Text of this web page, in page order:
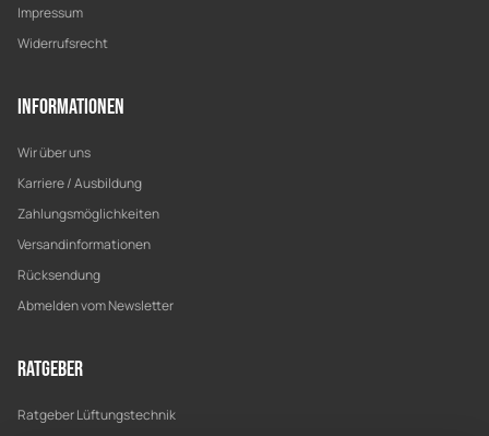
Impressum
Widerrufsrecht
Informationen
Wir über uns
Karriere / Ausbildung
Zahlungsmöglichkeiten
Versandinformationen
Rücksendung
Abmelden vom Newsletter
Ratgeber
Ratgeber Lüftungstechnik